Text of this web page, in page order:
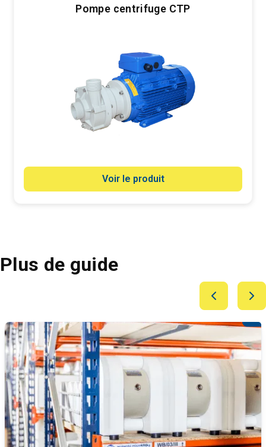
Pompe centrifuge CTP
Voir le produit
Plus de guide